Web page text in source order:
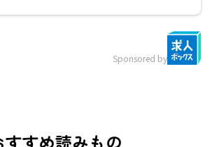
Sponsored by
すすめ読みもの